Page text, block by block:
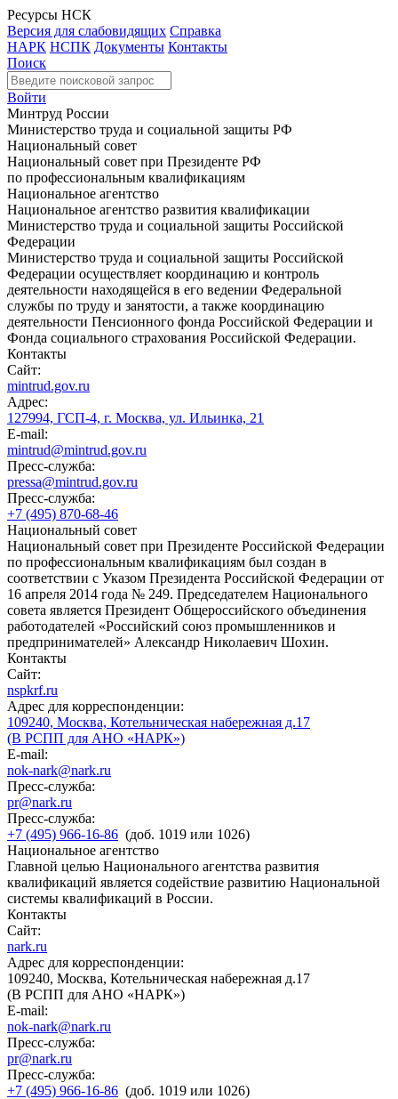
Ресурсы НСК
Версия для слабовидящих Справка
НАРК НСПК Документы Контакты
Поиск
Войти
Минтруд России
Министерство труда и социальной защиты РФ
Национальный совет
Национальный совет при Президенте РФ
по профессиональным квалификациям
Национальное агентство
Национальное агентство развития квалификации
Министерство труда и социальной защиты Российской
Федерации
Министерство труда и социальной защиты Российской
Федерации осуществляет координацию и контроль
деятельности находящейся в его ведении Федеральной
службы по труду и занятости, а также координацию
деятельности Пенсионного фонда Российской Федерации и
Фонда социального страхования Российской Федерации.
Контакты
Сайт:
mintrud.gov.ru
Адрес:
127994, ГСП-4, г. Москва, ул. Ильинка, 21
E-mail:
mintrud@mintrud.gov.ru
Пресс-служба:
pressa@mintrud.gov.ru
Пресс-служба:
+7 (495) 870-68-46
Национальный совет
Национальный совет при Президенте Российской Федерации
по профессиональным квалификациям был создан в
соответствии с Указом Президента Российской Федерации от
16 апреля 2014 года № 249. Председателем Национального
совета является Президент Общероссийского объединения
работодателей «Российский союз промышленников и
предпринимателей» Александр Николаевич Шохин.
Контакты
Сайт:
nspkrf.ru
Адрес для корреспонденции:
109240, Москва, Котельническая набережная д.17
(В РСПП для АНО «НАРК»)
E-mail:
nok-nark@nark.ru
Пресс-служба:
pr@nark.ru
Пресс-служба:
+7 (495) 966-16-86 (доб. 1019 или 1026)
Национальное агентство
Главной целью Национального агентства развития
квалификаций является содействие развитию Национальной
системы квалификаций в России.
Контакты
Сайт:
nark.ru
Адрес для корреспонденции:
109240, Москва, Котельническая набережная д.17
(В РСПП для АНО «НАРК»)
E-mail:
nok-nark@nark.ru
Пресс-служба:
pr@nark.ru
Пресс-служба:
+7 (495) 966-16-86 (доб. 1019 или 1026)